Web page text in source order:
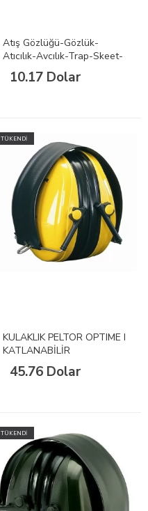
Atış Gözlüğü-Gözlük-
Atıcılık-Avcılık-Trap-Skeet-
Araba-Güvenlik-Airsoft-
Tabanca
10.17 Dolar
TÜKENDİ
KULAKLIK PELTOR OPTIME I
KATLANABİLİR
45.76 Dolar
TÜKENDİ